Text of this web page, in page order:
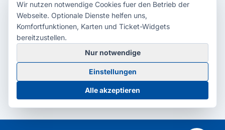
© 2026 Radio Potsdam. Webseite entwickelt durch dieMedienagentur
Babelsberg
BarrierefreiheitserklärungAGBDatenschutzImpressum
Cookie-Einstellungen
Wir nutzen notwendige Cookies fuer den Betrieb der
Webseite. Optionale Dienste helfen uns,
Komfortfunktionen, Karten und Ticket-Widgets
bereitzustellen.
Nur notwendige
Einstellungen
Alle akzeptieren